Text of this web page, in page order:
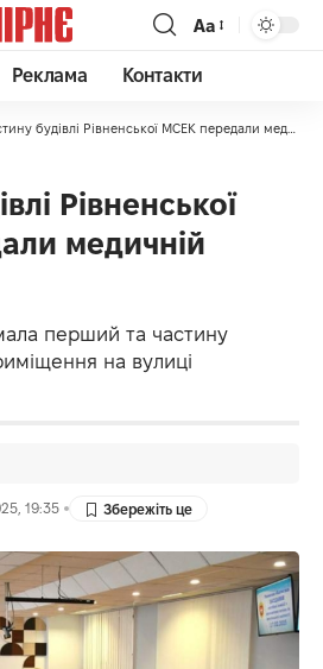
Аа
Реклама Контакти
будівлі Рівненської МСЕК передали медичній академії
Рівненської
медичній
перший та частину
на вулиці
19:35